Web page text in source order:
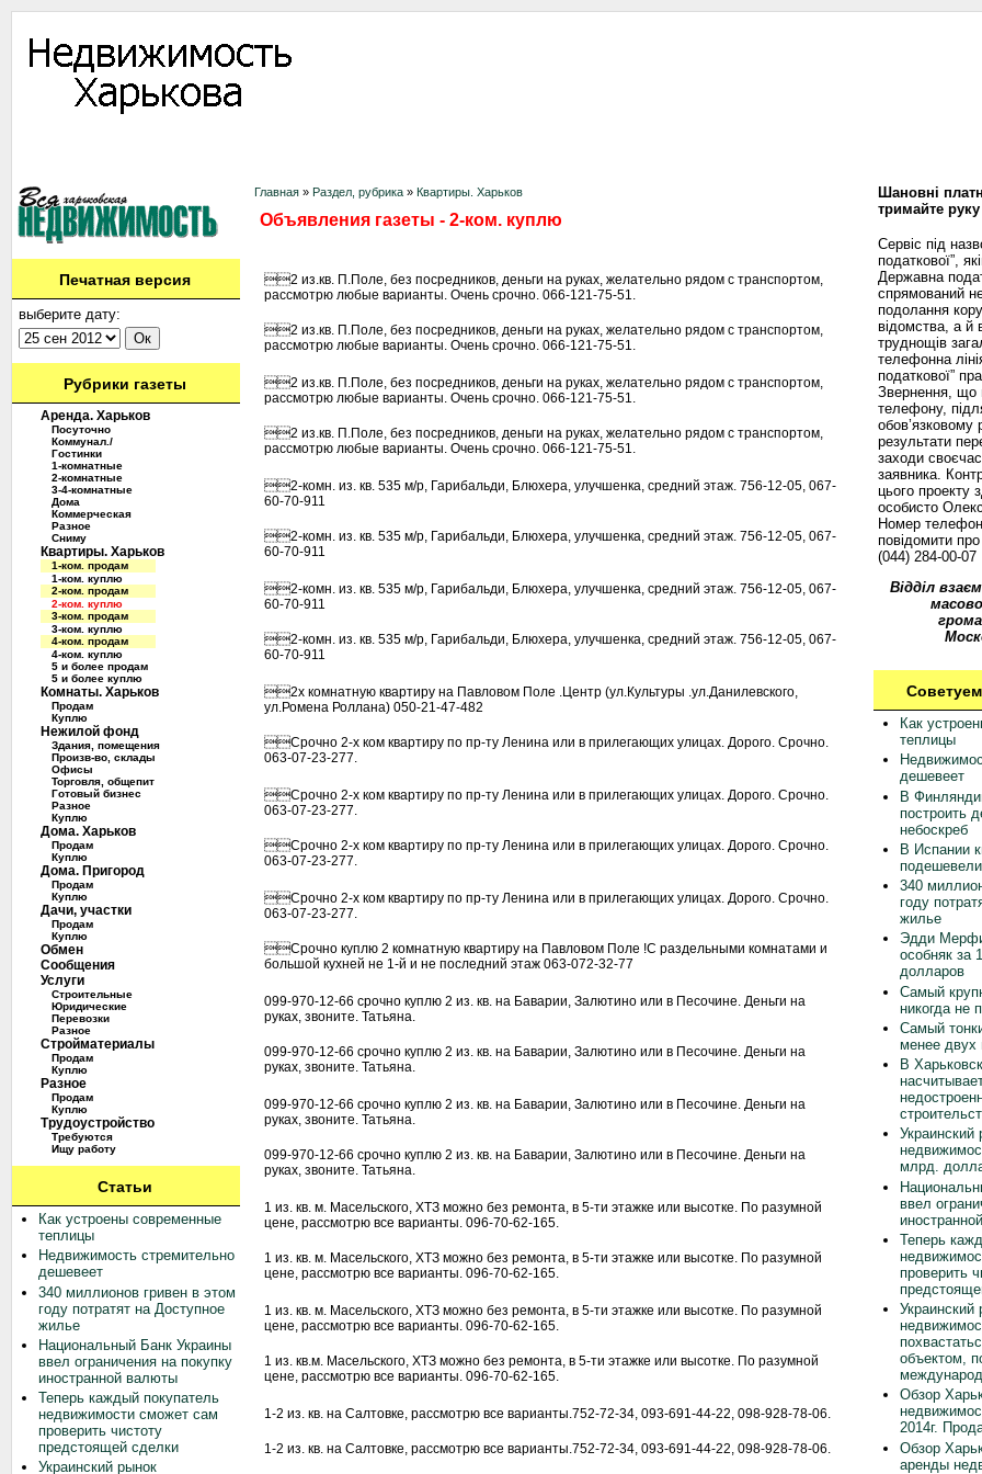
Печатная версия
выберите дату:
Рубрики газеты
Аренда. Харьков
Посуточно
Коммунал./
Гостинки
1-комнатные
2-комнатные
3-4-комнатные
Дома
Коммерческая
Разное
Сниму
Квартиры. Харьков
1-ком. продам
1-ком. куплю
2-ком. продам
2-ком. куплю
3-ком. продам
3-ком. куплю
4-ком. продам
4-ком. куплю
5 и более продам
5 и более куплю
Комнаты. Харьков
Продам
Куплю
Нежилой фонд
Здания, помещения
Произв-во, склады
Офисы
Торговля, общепит
Готовый бизнес
Разное
Куплю
Дома. Харьков
Продам
Куплю
Дома. Пригород
Продам
Куплю
Дачи, участки
Продам
Куплю
Обмен
Сообщения
Услуги
Строительные
Юридические
Перевозки
Разное
Стройматериалы
Продам
Куплю
Разное
Продам
Куплю
Трудоустройство
Требуются
Ищу работу
Статьи
Как устроены современные
теплицы
Недвижимость стремительно
дешевеет
340 миллионов гривен в этом
году потратят на Доступное
жилье
Национальный Банк Украины
ввел ограничения на покупку
иностранной валюты
Теперь каждый покупатель
недвижимости сможет сам
проверить чистоту
предстоящей сделки
Украинский рынок
Главная » Раздел, рубрика » Квартиры. Харьков
Объявления газеты - 2-ком. куплю
2 из.кв. П.Поле, без посредников, деньги на руках, желательно рядом с транспортом,
рассмотрю любые варианты. Очень срочно. 066-121-75-51.
2 из.кв. П.Поле, без посредников, деньги на руках, желательно рядом с транспортом,
рассмотрю любые варианты. Очень срочно. 066-121-75-51.
2 из.кв. П.Поле, без посредников, деньги на руках, желательно рядом с транспортом,
рассмотрю любые варианты. Очень срочно. 066-121-75-51.
2 из.кв. П.Поле, без посредников, деньги на руках, желательно рядом с транспортом,
рассмотрю любые варианты. Очень срочно. 066-121-75-51.
2-комн. из. кв. 535 м/р, Гарибальди, Блюхера, улучшенка, средний этаж. 756-12-05, 067-
60-70-911
2-комн. из. кв. 535 м/р, Гарибальди, Блюхера, улучшенка, средний этаж. 756-12-05, 067-
60-70-911
2-комн. из. кв. 535 м/р, Гарибальди, Блюхера, улучшенка, средний этаж. 756-12-05, 067-
60-70-911
2-комн. из. кв. 535 м/р, Гарибальди, Блюхера, улучшенка, средний этаж. 756-12-05, 067-
60-70-911
2х комнатную квартиру на Павловом Поле .Центр (ул.Культуры .ул.Данилевского,
ул.Ромена Роллана) 050-21-47-482
Срочно 2-х ком квартиру по пр-ту Ленина или в прилегающих улицах. Дорого. Срочно.
063-07-23-277.
Срочно 2-х ком квартиру по пр-ту Ленина или в прилегающих улицах. Дорого. Срочно.
063-07-23-277.
Срочно 2-х ком квартиру по пр-ту Ленина или в прилегающих улицах. Дорого. Срочно.
063-07-23-277.
Срочно 2-х ком квартиру по пр-ту Ленина или в прилегающих улицах. Дорого. Срочно.
063-07-23-277.
Срочно куплю 2 комнатную квартиру на Павловом Поле !С раздельными комнатами и
большой кухней не 1-й и не последний этаж 063-072-32-77
099-970-12-66 срочно куплю 2 из. кв. на Баварии, Залютино или в Песочине. Деньги на
руках, звоните. Татьяна.
099-970-12-66 срочно куплю 2 из. кв. на Баварии, Залютино или в Песочине. Деньги на
руках, звоните. Татьяна.
099-970-12-66 срочно куплю 2 из. кв. на Баварии, Залютино или в Песочине. Деньги на
руках, звоните. Татьяна.
099-970-12-66 срочно куплю 2 из. кв. на Баварии, Залютино или в Песочине. Деньги на
руках, звоните. Татьяна.
1 из. кв. м. Масельского, ХТЗ можно без ремонта, в 5-ти этажке или высотке. По разумной
цене, рассмотрю все варианты. 096-70-62-165.
1 из. кв. м. Масельского, ХТЗ можно без ремонта, в 5-ти этажке или высотке. По разумной
цене, рассмотрю все варианты. 096-70-62-165.
1 из. кв. м. Масельского, ХТЗ можно без ремонта, в 5-ти этажке или высотке. По разумной
цене, рассмотрю все варианты. 096-70-62-165.
1 из. кв.м. Масельского, ХТЗ можно без ремонта, в 5-ти этажке или высотке. По разумной
цене, рассмотрю все варианты. 096-70-62-165.
1-2 из. кв. на Салтовке, рассмотрю все варианты.752-72-34, 093-691-44-22, 098-928-78-06.
1-2 из. кв. на Салтовке, рассмотрю все варианты.752-72-34, 093-691-44-22, 098-928-78-06.
Шановні
тримайте
Сервіс під
податкової”,
Державна
спрямований
подолання
відомства, а й
труднощів
телефонна
податкової”
Звернення, що
телефону,
обов’язковому
результати
заходи
заявника.
цього проекту
особисто
Номер
повідомити про
(044) 284-00-07
Відділ
Как
теплицы
дешевеет
В
построить
небоскреб
В Испании
340
году
жилье
Эдди
особняк за
долларов
Самый
никогда не
Самый
менее двух
В
Украинский
млрд.
ввел
Теперь
проверить
Украинский
объектом,
Обзор
2014г.
Обзор
аренды